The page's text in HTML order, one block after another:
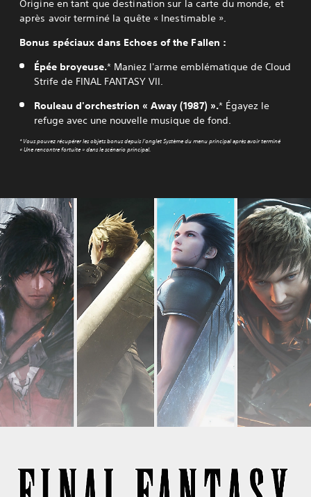
Origine en tant que destination sur la carte du monde, et
après avoir terminé la quête « Inestimable ».
Bonus spéciaux dans Echoes of the Fallen :
Épée broyeuse.* Maniez l'arme emblématique de Cloud
Strife de FINAL FANTASY VII.
Rouleau d'orchestrion « Away (1987) ».* Égayez le
refuge avec une nouvelle musique de fond.
* Vous pouvez récupérer les objets bonus depuis l'onglet Système du menu principal après avoir terminé
« Une rencontre fortuite » dans le scénario principal.